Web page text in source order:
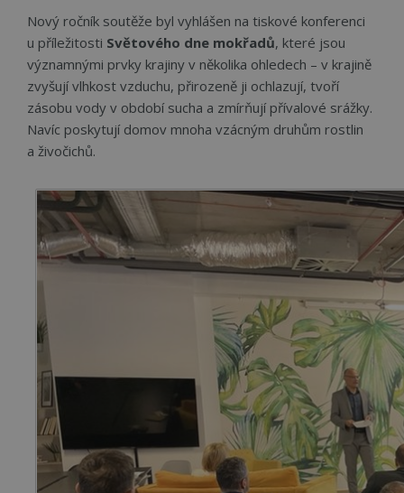
Nový ročník soutěže byl vyhlášen na tiskové konferenci
u příležitosti Světového dne mokřadů, které jsou
významnými prvky krajiny v několika ohledech – v krajině
zvyšují vlhkost vzduchu, přirozeně ji ochlazují, tvoří
zásobu vody v období sucha a zmírňují přívalové srážky.
Navíc poskytují domov mnoha vzácným druhům rostlin
a živočichů.